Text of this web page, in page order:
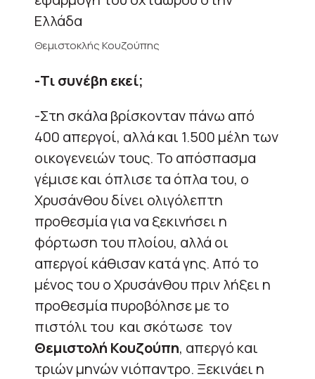
Θεμιστοκλής Κουζούπης
-Τι συνέβη εκεί;
-Στη σκάλα βρίσκονταν πάνω από
400 απεργοί, αλλά και 1.500 μέλη των
οικογενειών τους. Το απόσπασμα
γέμισε και όπλισε τα όπλα του, ο
Χρυσάνθου δίνει ολιγόλεπτη
προθεσμία για να ξεκινήσει η
φόρτωση του πλοίου, αλλά οι
απεργοί κάθισαν κατά γης. Από το
μένος του ο Χρυσάνθου πριν λήξει η
προθεσμία πυροβόλησε με το
πιστόλι του και σκότωσε τον
Θεμιστολή Κουζούπη, απεργό και
τριών μηνών νιόπαντρο. Ξεκινάει η